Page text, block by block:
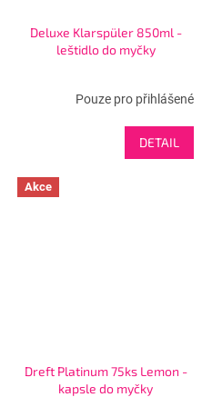
Deluxe Klarspüler 850ml -
leštidlo do myčky
Pouze pro přihlášené
DETAIL
Akce
Dreft Platinum 75ks Lemon -
kapsle do myčky